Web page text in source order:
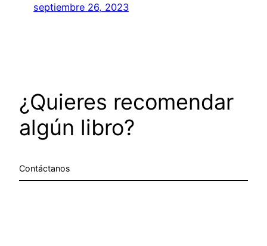
septiembre 26, 2023
¿Quieres recomendar
algún libro?
Contáctanos